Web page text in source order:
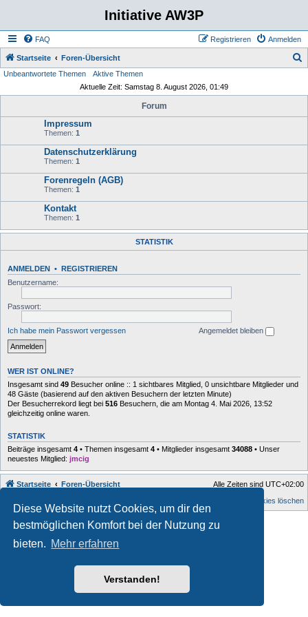
Diese Website nutzt Cookies, um dir den
bestmöglichen Komfort bei der Nutzung zu
bieten. Mehr erfahren
Verstanden!
Initiative AW3P
FAQ Anmelden
Registrieren
Startseite Foren-Übersicht
Unbeantwortete Themen
Aktive Themen
Aktuelle Zeit: Samstag 8. August 2026, 01:49
Forum
Impressum
Themen: 1
Datenschutzerklärung
Themen: 1
Forenregeln (AGB)
Themen: 1
Kontakt
Themen: 1
STATISTIK
ANMELDEN • REGISTRIEREN
Benutzername:
Passwort:
Ich habe mein Passwort vergessen Angemeldet bleiben
WER IST ONLINE?
Insgesamt sind 49 Besucher online :: 1 sichtbares Mitglied, 0 unsichtbare Mitglieder und
48 Gäste (basierend auf den aktiven Besuchern der letzten Minute)
Der Besucherrekord liegt bei 516 Besuchern, die am Montag 4. Mai 2026, 13:52
gleichzeitig online waren.
STATISTIK
Beiträge insgesamt 4 • Themen insgesamt 4 • Mitglieder insgesamt 34088 • Unser
neuestes Mitglied: jmcig
Startseite Foren-Übersicht Alle Zeiten sind UTC+02:00
Alle Cookies löschen
Style developer by forum,
Powered byphpBB ® Forum Software © phpBB Limited
Deutsche Übersetzung durch